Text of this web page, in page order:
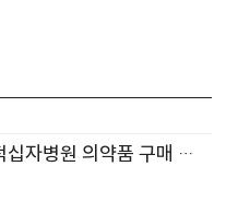
자병원 의약품 구매 입